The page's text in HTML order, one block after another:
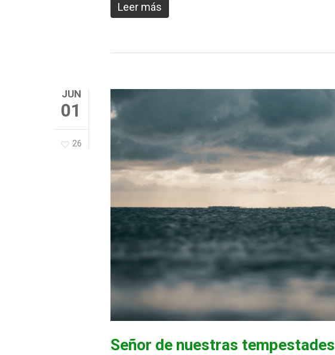
Leer más
JUN
01
26
Señor de nuestras tempestades